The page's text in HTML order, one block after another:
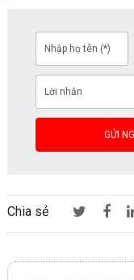
Chia sẻ